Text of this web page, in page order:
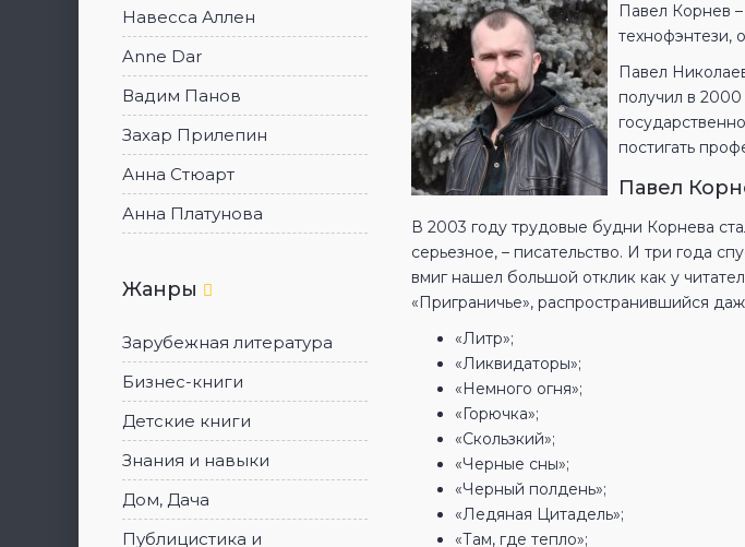
Навесса Аллен
Anne Dar
Вадим Панов
Захар Прилепин
Анна Стюарт
Анна Платунова
Жанры
Зарубежная литература
Бизнес-книги
Детские книги
Знания и навыки
Дом, Дача
Публицистика и
Павел Корнев
технофэнтези,
Павел
получил в 2000
постигать
Павел
В 2003 году трудовые будни Корнева
серьезное, – писательство. И три года
вмиг нашел большой отклик как у
«Приграничье», распространившийся
«Литр»;
«Ликвидаторы»;
«Немного огня»;
«Горючка»;
«Скользкий»;
«Черные сны»;
«Черный полдень»;
«Ледяная Цитадель»;
«Там, где тепло»;